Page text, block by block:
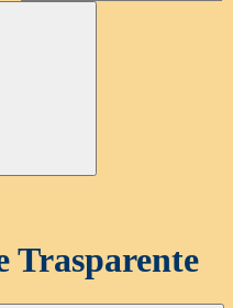
Trasparente